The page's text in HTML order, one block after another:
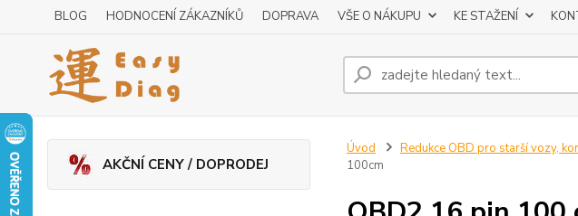
BLOG HODNOCENÍ ZÁKAZNÍKŮ DOPRAVA VŠE O NÁKUPU KE STAŽENÍ
AKČNÍ CENY / DOPRODEJ
Úvod Redukce OBD pro starší vozy,
100cm